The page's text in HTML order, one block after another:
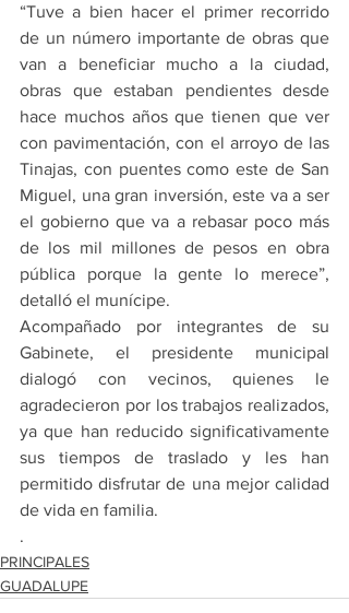
“Tuve a bien hacer el primer recorrido
de un número importante de obras que
van a beneficiar mucho a la ciudad,
obras que estaban pendientes desde
hace muchos años que tienen que ver
con pavimentación, con el arroyo de las
Tinajas, con puentes como este de San
Miguel, una gran inversión, este va a ser
el gobierno que va a rebasar poco más
de los mil millones de pesos en obra
pública porque la gente lo merece”,
detalló el munícipe.
Acompañado por integrantes de su
Gabinete, el presidente municipal
dialogó con vecinos, quienes le
agradecieron por los trabajos realizados,
ya que han reducido significativamente
sus tiempos de traslado y les han
permitido disfrutar de una mejor calidad
de vida en familia.
.
PRINCIPALES
GUADALUPE